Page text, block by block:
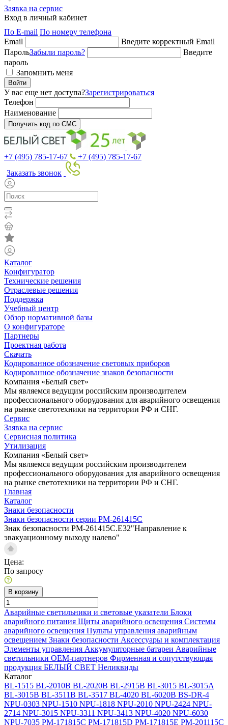
Заявка на сервис
Вход в личный кабинет
По E-mail По номеру телефона
Email
Введите корректный Email
ПарольЗабыли пароль?
Введите
пароль
Запомнить меня
Войти
У вас еще нет доступа?Зарегистрироваться
Телефон
Наименование
Получить код по СМС
+7 (495) 785-17-67
+7 (495) 785-17-67
Заказать звонок
Каталог
Конфигуратор
Технические решения
Отраслевые решения
Поддержка
Учебный центр
Обзор нормативной базы
О конфигураторе
Партнеры
Проектная работа
Скачать
Кодированное обозначение световых приборов
Кодированное обозначение знаков безопасности
Компания «Белый свет»
Мы являемся ведущим российским производителем
профессионального оборудования для аварийного освещения
на рынке светотехники на территории РФ и СНГ.
Сервис
Заявка на сервис
Сервисная политика
Утилизация
Компания «Белый свет»
Мы являемся ведущим российским производителем
профессионального оборудования для аварийного освещения
на рынке светотехники на территории РФ и СНГ.
Главная
Каталог
Знаки безопасности
Знаки безопасности серии PM-261415C
Знак безопасности PM-261415C.E32"Направление к
эвакуационному выходу налево"
Цена:
По запросу
В корзину
Аварийные светильники и световые указатели Блоки
аварийного питания Щиты аварийного освещения Системы
аварийного освещения Пульты управления аварийным
освещением Знаки безопасности Аксессуары и комплектация
Элементы управления Аккумуляторные батареи Аварийные
светильники ОЕМ-партнеров Фирменная и сопутствующая
продукция БЕЛЫЙ СВЕТ Неликвиды
Каталог
BL-1515 BL-2010B BL-2020B BL-2915B BL-3015 BL-3015A
BL-3015B BL-3511B BL-3517 BL-4020 BL-6020B BS-DR-4
NPU-0303 NPU-1510 NPU-1818 NPU-2010 NPU-2424 NPU-
2714 NPU-3015 NPU-3311 NPU-3413 NPU-4020 NPU-6030
NPU-7035 PM-171815C PM-171815D PM-171815E PM-201115C